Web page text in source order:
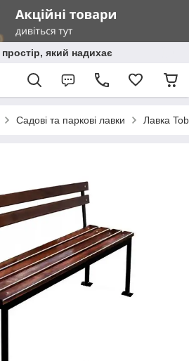
який надихає
Садові та паркові лавки Лавка